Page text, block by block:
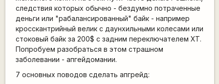
следствия которых обычно - бездумно потраченные
деньги или "рабалансированный" байк - например
кросскантрийный велик с даунхильными колесами или
стоковый байк за 200$ с задним переключателем XT.
Попробуем разобраться в этом страшном
заболевании - апгейдомании.
7 основных поводов сделать апгрейд: